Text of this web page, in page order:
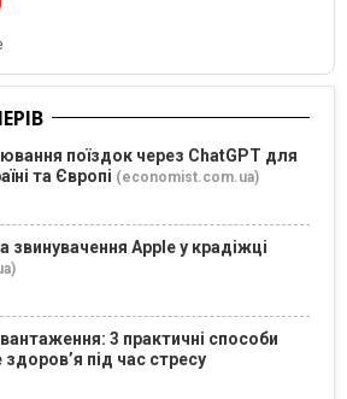
поїздок через ChatGPT для
та Європі (economist.com.ua)
звинувачення Apple у крадіжці
3 практичні способи
під час стресу